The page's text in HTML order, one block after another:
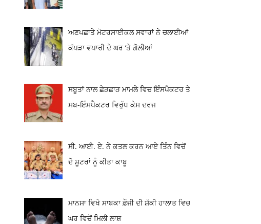
ਅਣਪਛਾਤੇ ਮੋਟਰਸਾਈਕਲ ਸਵਾਰਾਂ ਨੇ ਚਲਾਈਆਂ
ਕੱਪੜਾ ਵਪਾਰੀ ਦੇ ਘਰ ‘ਤੇ ਗੋਲੀਆਂ
ਸਬੂਤਾਂ ਨਾਲ ਛੇੜਛਾੜ ਮਾਮਲੇ ਵਿਚ ਇੰਸਪੈਕਟਰ ਤੇ
ਸਬ-ਇੰਸਪੈਕਟਰ ਵਿਰੁੱਧ ਕੇਸ ਦਰਜ
ਸੀ. ਆਈ. ਏ. ਨੇ ਕਤਲ ਕਰਨ ਆਏ ਤਿੰਨ ਵਿਚੋਂ
ਦੋ ਸ਼ੂਟਰਾਂ ਨੂੰ ਕੀਤਾ ਕਾਬੂ
ਮਾਨਸਾ ਵਿਖੇ ਸਾਬਕਾ ਫ਼ੌਜੀ ਦੀ ਸ਼ੱਕੀ ਹਾਲਾਤ ਵਿਚ
ਘਰ ਵਿਚੋਂ ਮਿਲੀ ਲਾਸ਼